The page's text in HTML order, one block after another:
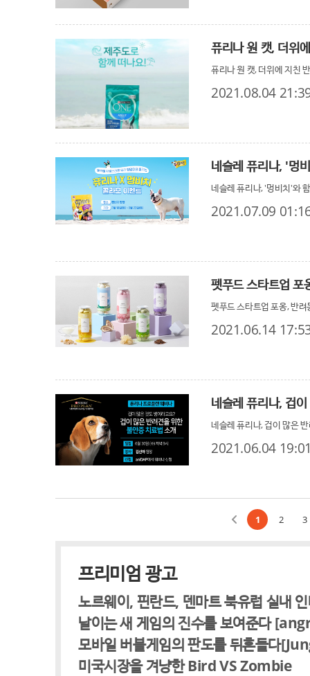
퓨리나 원 캣, 더위
퓨리나 원 캣, 더위에 지친
2021.08.04
네슬레 퓨리나, '멍
네슬레 퓨리나, '멍비치'와
2021.07.09
펫푸드 스타트업 포
펫푸드 스타트업 포옹, 반
2021.06.14
네슬레 퓨리나, 겁이 많은
2021.06.04
1 2 3
프리미엄 광고
노르웨이, 핀란드, 덴마트 북유럽 실내
날이는 새 게임의 진수를 보여준다
모바일 버블게임의 판도를 뒤흔들다
미국시장을 겨냥한 Bird VS Zombie